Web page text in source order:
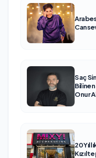
Saç
Onur
20